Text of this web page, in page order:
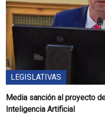
LEGISLATIVAS
Media sanción al proyecto
Inteligencia Artificial